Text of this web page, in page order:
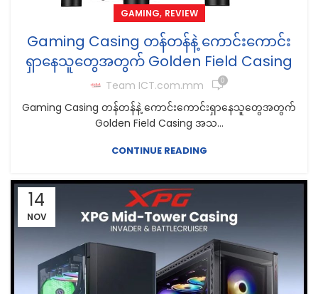
GAMING, REVIEW
Gaming Casing တန်တန်နဲ့ ကောင်းကောင်း
ရှာနေသူတွေအတွက် Golden Field Casing
Team ICT.com.mm 0
Gaming Casing တန်တန်နဲ့ ကောင်းကောင်းရှာနေသူတွေအတွက်
Golden Field Casing အသ...
CONTINUE READING
14
NOV